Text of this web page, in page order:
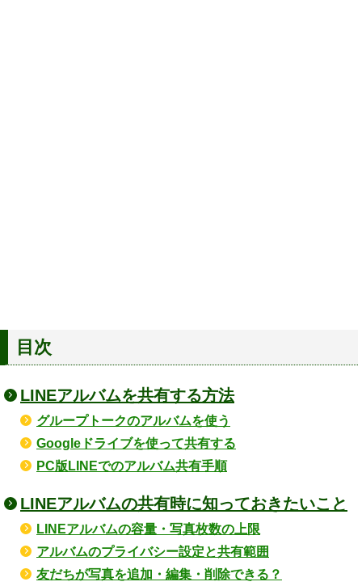
目次
LINEアルバムを共有する方法
グループトークのアルバムを使う
Googleドライブを使って共有する
PC版LINEでのアルバム共有手順
LINEアルバムの共有時に知っておきたいこと
LINEアルバムの容量・写真枚数の上限
アルバムのプライバシー設定と共有範囲
友だちが写真を追加・編集・削除できる？